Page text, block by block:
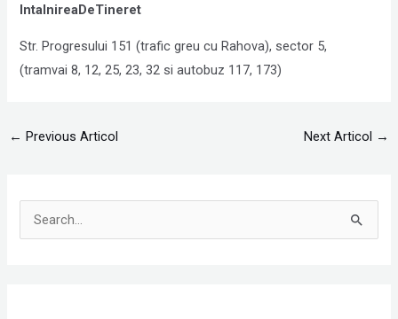
IntalnireaDeTineret
Str. Progresului 151 (trafic greu cu Rahova), sector 5,
(tramvai 8, 12, 25, 23, 32 si autobuz 117, 173)
← Previous Articol Next Articol →